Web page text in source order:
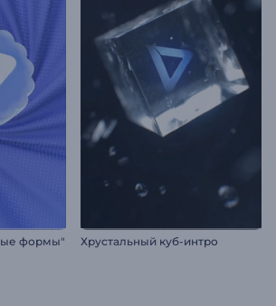
формы" Хрустальный куб-интро